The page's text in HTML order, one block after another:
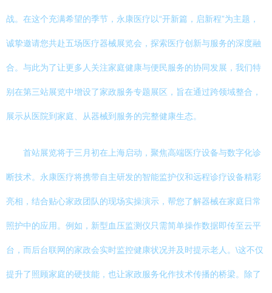
战。在这个充满希望的季节，永康医疗以“开新篇，启新程”为主题，
诚挚邀请您共赴五场医疗器械展览会，探索医疗创新与服务的深度融
合。与此为了让更多人关注家庭健康与便民服务的协同发展，我们特
别在第三站展览中增设了家政服务专题展区，旨在通过跨领域整合，
展示从医院到家庭、从器械到服务的完整健康生态。
首站展览将于三月初在上海启动，聚焦高端医疗设备与数字化诊
断技术。永康医疗将携带自主研发的智能监护仪和远程诊疗设备精彩
亮相，结合贴心家政团队的现场实操演示，帮您了解器械在家庭日常
照护中的应用。例如，新型血压监测仪只需简单操作数据即传至云平
台，而后台联网的家政会实时监控健康状况并及时提示老人。\这不仅
提升了照顾家庭的硬技能，也让家政服务化作技术传播的桥梁。除了